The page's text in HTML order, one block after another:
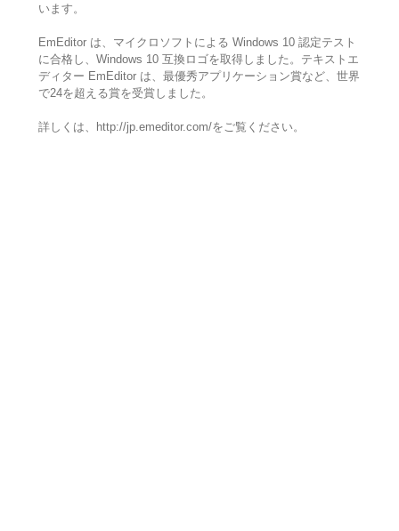
います。
EmEditor は、マイクロソフトによる Windows 10 認定テスト
に合格し、Windows 10 互換ロゴを取得しました。テキストエ
ディター EmEditor は、最優秀アプリケーション賞など、世界
で24を超える賞を受賞しました。
詳しくは、http://jp.emeditor.com/をご覧ください。